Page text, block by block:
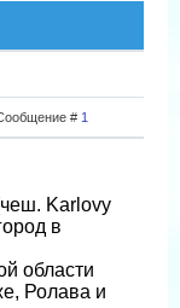
# 1
Karlovy
в
области
Ролава и